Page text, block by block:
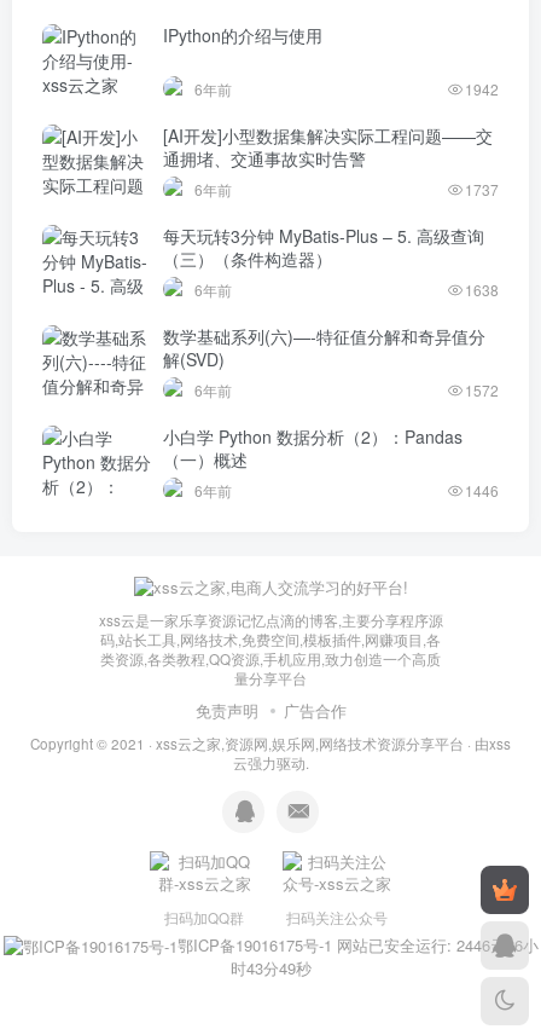
IPython的介绍与使用
6年前 1942
[AI开发]小型数据集解决实际工程问题——交
通拥堵、交通事故实时告警
6年前 1737
每天玩转3分钟 MyBatis-Plus – 5. 高级查询
（三）（条件构造器）
6年前 1638
数学基础系列(六)—-特征值分解和奇异值分
解(SVD)
6年前 1572
小白学 Python 数据分析（2）：Pandas
（一）概述
6年前 1446
xss云是一家乐享资源记忆点滴的博客,主要分享程序源
码,站长工具,网络技术,免费空间,模板插件,网赚项目,各
类资源,各类教程,QQ资源,手机应用,致力创造一个高质
量分享平台
免责声明 广告合作
Copyright © 2021 · xss云之家,资源网,娱乐网,网络技术资源分享平台 · 由xss
云强力驱动.
扫码加QQ群 扫码关注公众号
鄂ICP备19016175号-1 网站已安全运行: 2446天16小
时43分49秒